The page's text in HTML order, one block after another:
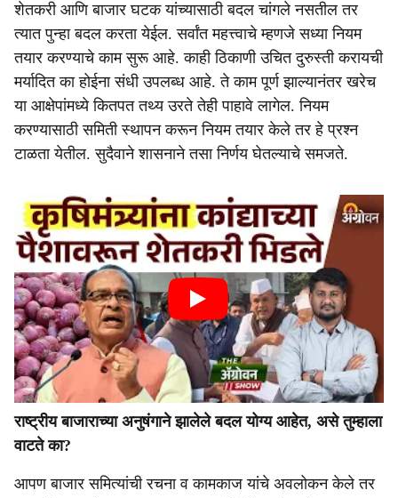
शेतकरी आणि बाजार घटक यांच्यासाठी बदल चांगले नसतील तर
त्यात पुन्हा बदल करता येईल. सर्वांत महत्त्वाचे म्हणजे सध्या नियम
तयार करण्याचे काम सुरू आहे. काही ठिकाणी उचित दुरुस्ती करायची
मर्यादित का होईना संधी उपलब्ध आहे. ते काम पूर्ण झाल्यानंतर खरेच
या आक्षेपांमध्ये कितपत तथ्य उरते तेही पाहावे लागेल. नियम
करण्यासाठी समिती स्थापन करून नियम तयार केले तर हे प्रश्न
टाळता येतील. सुदैवाने शासनाने तसा निर्णय घेतल्याचे समजते.
राष्ट्रीय बाजाराच्या अनुषंगाने झालेले बदल योग्य आहेत, असे तुम्हाला
वाटते का?
आपण बाजार समित्यांची रचना व कामकाज यांचे अवलोकन केले तर